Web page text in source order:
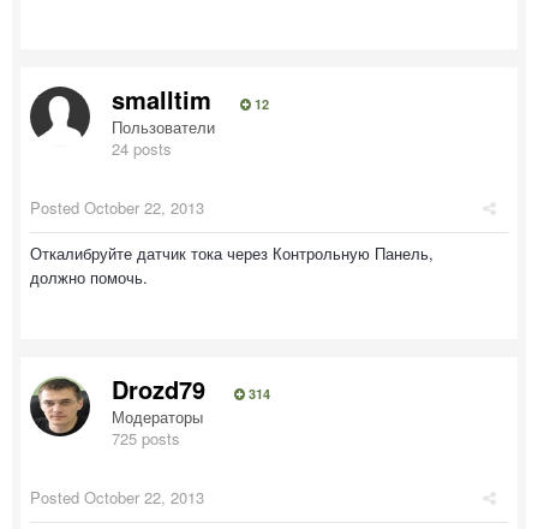
smalltim 12
Пользователи
24 posts
Posted October 22, 2013
Откалибруйте датчик тока через Контрольную Панель,
должно помочь.
Drozd79 314
Модераторы
725 posts
Posted October 22, 2013